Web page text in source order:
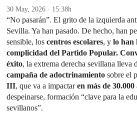
30 May, 2026 · 15:38h
“No pasarán”. El grito de la izquierda
Sevilla. Ya han pasado. De hecho, han
sensible, loscentros escolares, ylo han
complicidad del Partido Popular.
éxito, la extrema derecha sevillana lleva
campaña de adoctrinamiento sobre el
III, que va a impactaren más de
despeinarse, formación “clave para la
sevillanos”.